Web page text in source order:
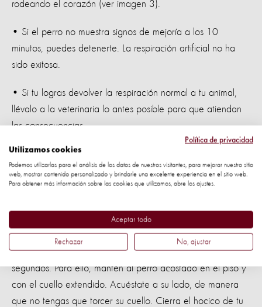
rodeando el corazón (ver imagen 3).
• Si el perro no muestra signos de mejoría a los 10
minutos, puedes detenerte. La respiración artificial no ha
sido exitosa.
• Si tu logras devolver la respiración normal a tu animal,
llévalo a la veterinaria lo antes posible para que atiendan
las consecuencias.
Presiona el pecho de forma firme y rápida para que el
pecho se hunda de 1-2cms dependiendo del tamaño del
perro. Debes mantener el ritmo de 2 compresiones por
Realiza el masaje cardiaco durante 15 segundos y
seguidamente dale respiración artificial durante 15
segundos. Para ello, mantén al perro acostado en el piso y
con el cuello extendido. Acuéstate a su lado, de manera
que no tengas que torcer su cuello. Cierra el hocico de tu
Política de privacidad
Utilizamos cookies
Podemos utilizarlas para el análisis de los datos de nuestros visitantes, para mejorar nuestro sitio
web, mostrar contenido personalizado y brindarle una excelente experiencia en el sitio web.
Para obtener más información sobre las cookies que utilizamos, abre los ajustes.
Aceptar todo
Rechazar No, ajustar